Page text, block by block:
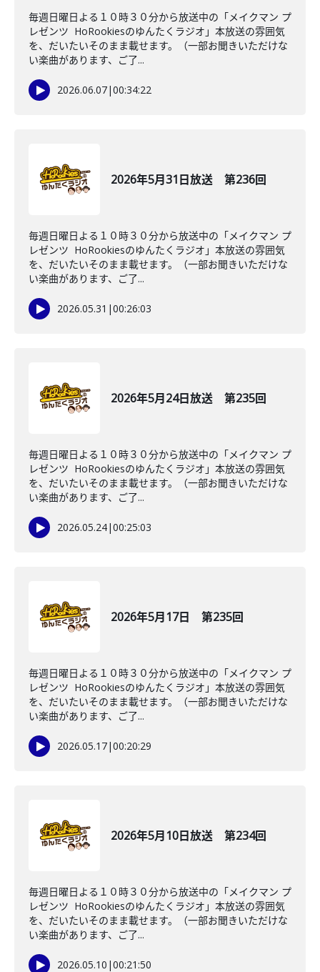
毎週日曜日よる１０時３０分から放送中の「メイクマン プ
レゼンツ HoRookiesのゆんたくラジオ」本放送の雰囲気
を、だいたいそのまま載せます。（一部お聞きいただけな
い楽曲があります、ご了...
2026.06.07|00:34:22
2026年5月31日放送 第236回
毎週日曜日よる１０時３０分から放送中の「メイクマン プ
レゼンツ HoRookiesのゆんたくラジオ」本放送の雰囲気
を、だいたいそのまま載せます。（一部お聞きいただけな
い楽曲があります、ご了...
2026.05.31 |00:26:03
2026年5月24日放送 第235回
毎週日曜日よる１０時３０分から放送中の「メイクマン プ
レゼンツ HoRookiesのゆんたくラジオ」本放送の雰囲気
を、だいたいそのまま載せます。（一部お聞きいただけな
い楽曲があります、ご了...
2026.05.24|00:25:03
2026年5月17日 第235回
毎週日曜日よる１０時３０分から放送中の「メイクマン プ
レゼンツ HoRookiesのゆんたくラジオ」本放送の雰囲気
を、だいたいそのまま載せます。（一部お聞きいただけな
い楽曲があります、ご了...
2026.05.17|00:20:29
2026年5月10日放送 第234回
毎週日曜日よる１０時３０分から放送中の「メイクマン プ
レゼンツ HoRookiesのゆんたくラジオ」本放送の雰囲気
を、だいたいそのまま載せます。（一部お聞きいただけな
い楽曲があります、ご了...
2026.05.10 |00:21:50